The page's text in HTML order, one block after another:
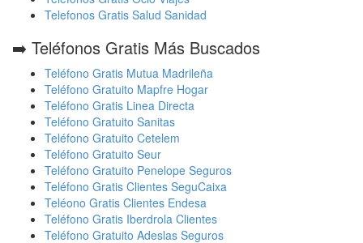
Telefonos Gratis Salud Sanidad
➡️ Teléfonos Gratis Más Buscados
Teléfono Gratis Mutua Madrileña
Teléfono Gratuito Mapfre Hogar
Teléfono Gratis Linea Directa
Teléfono Gratuito Sanitas
Teléfono Gratuito Cetelem
Teléfono Gratuito Seur
Teléfono Gratuito Penelope Seguros
Teléfono Gratis Clientes SeguCaixa
Teléono Gratis Clientes Endesa
Teléfono Gratis Iberdrola Clientes
Teléfono Gratuito Adeslas Seguros